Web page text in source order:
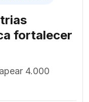
fortalecer
4.000